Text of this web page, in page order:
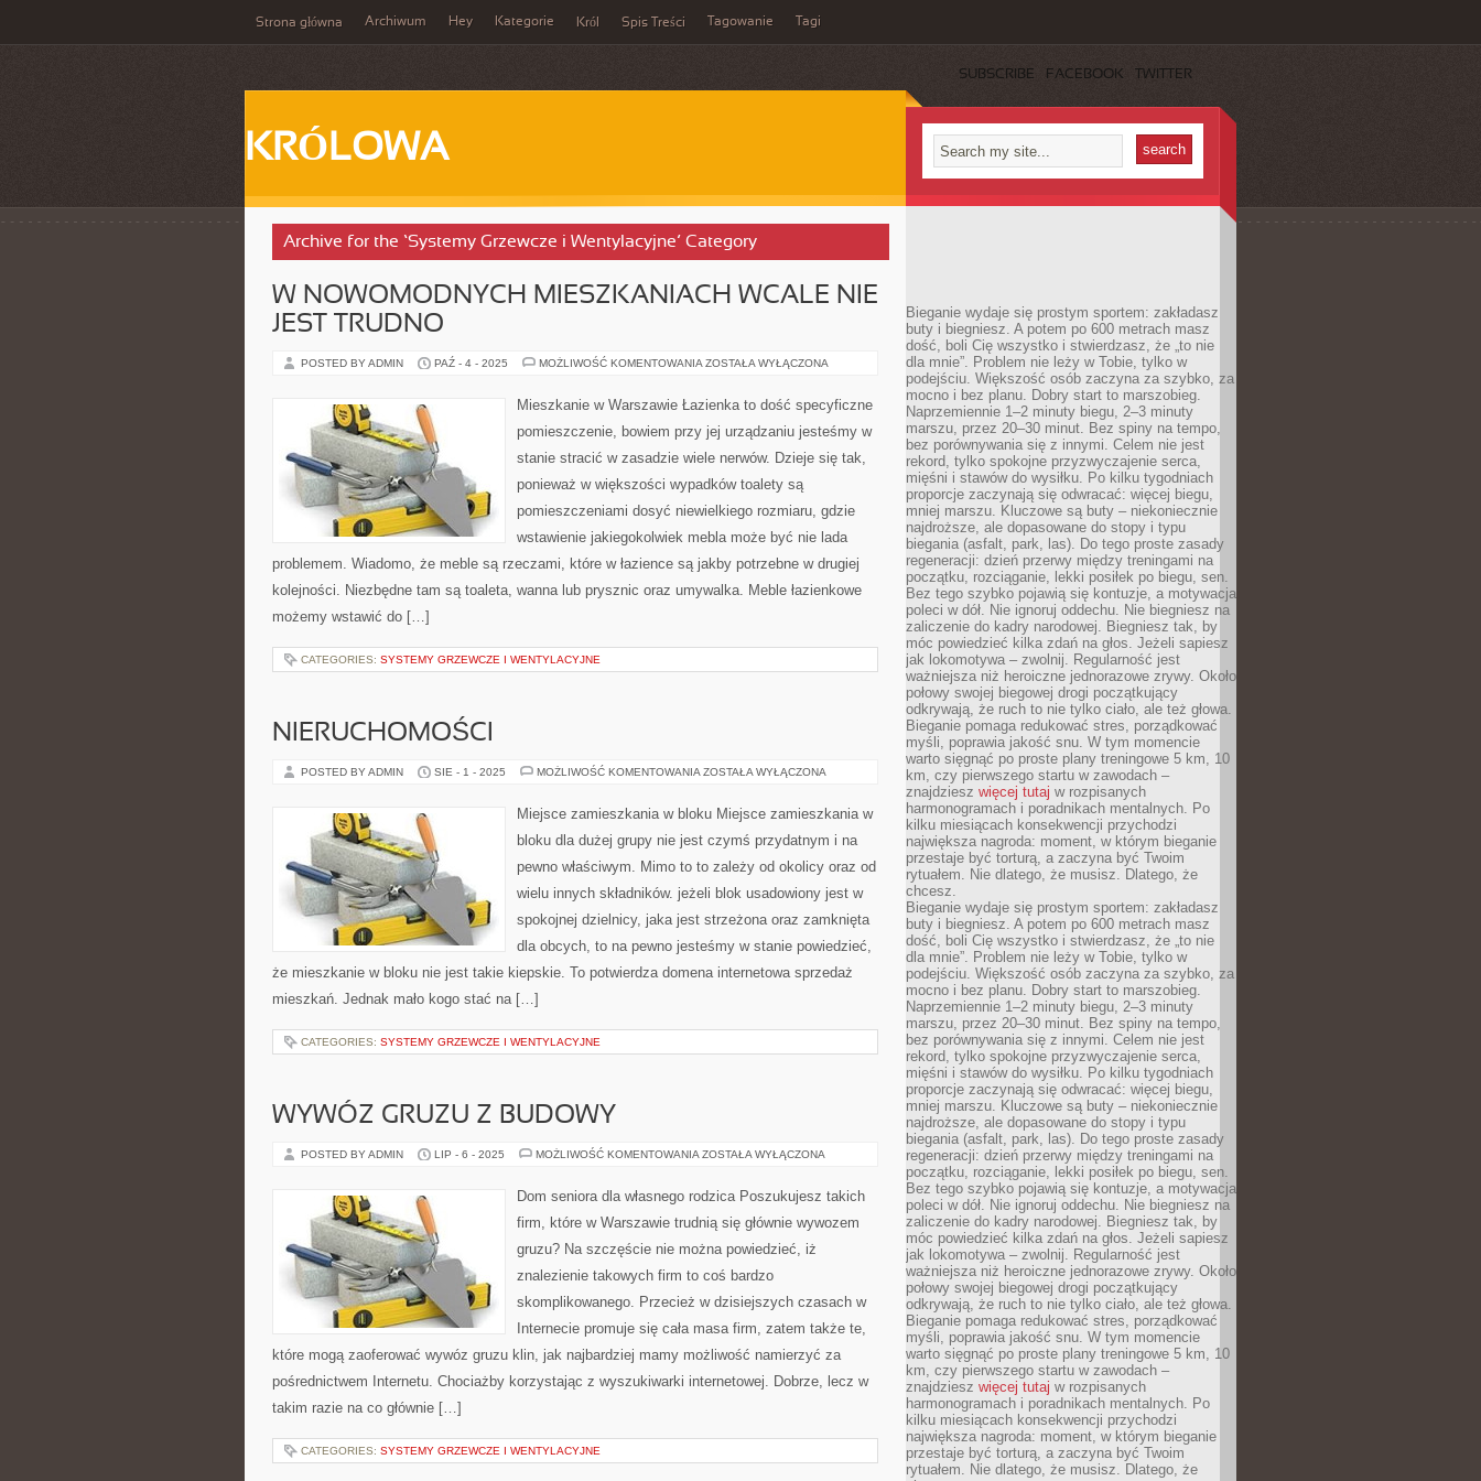
Strona główna Archiwum Hey Kategorie Król Spis Treści Tagowanie Tagi
SUBSCRIBE FACEBOOK TWITTER
KRÓLOWA
Archive for the ‘Systemy Grzewcze i Wentylacyjne’ Category
W NOWOMODNYCH MIESZKANIACH WCALE NIE
JEST TRUDNO
POSTED BY ADMIN PAŹ - 4 - 2025 MOŻLIWOŚĆ KOMENTOWANIA W
WCALE
NIE
TRUDNO
ZOSTAŁA WYŁĄCZONA
Mieszkanie w Warszawie Łazienka to dość specyficzne
pomieszczenie, bowiem przy jej urządzaniu jesteśmy w
stanie stracić w zasadzie wiele nerwów. Dzieje się tak,
ponieważ w większości wypadków toalety są
pomieszczeniami dosyć niewielkiego rozmiaru, gdzie
wstawienie jakiegokolwiek mebla może być nie lada
problemem. Wiadomo, że meble są rzeczami, które w łazience są jakby potrzebne w drugiej
kolejności. Niezbędne tam są toaleta, wanna lub prysznic oraz umywalka. Meble łazienkowe
możemy wstawić do […]
CATEGORIES: SYSTEMY GRZEWCZE I WENTYLACYJNE
NIERUCHOMOŚCI
POSTED BY ADMIN SIE - 1 - 2025 MOŻLIWOŚĆ KOMENTOWANIA NIERUCHOMOŚCI
ZOSTAŁA WYŁĄCZONA
Miejsce zamieszkania w bloku Miejsce zamieszkania w
bloku dla dużej grupy nie jest czymś przydatnym i na
pewno właściwym. Mimo to to zależy od okolicy oraz od
wielu innych składników. jeżeli blok usadowiony jest w
spokojnej dzielnicy, jaka jest strzeżona oraz zamknięta
dla obcych, to na pewno jesteśmy w stanie powiedzieć,
że mieszkanie w bloku nie jest takie kiepskie. To potwierdza domena internetowa sprzedaż
mieszkań. Jednak mało kogo stać na […]
CATEGORIES: SYSTEMY GRZEWCZE I WENTYLACYJNE
WYWÓZ GRUZU Z BUDOWY
POSTED BY ADMIN LIP - 6 - 2025 MOŻLIWOŚĆ KOMENTOWANIA WYWÓZ
BUDOWY
ZOSTAŁA WYŁĄCZONA
Dom seniora dla własnego rodzica Poszukujesz takich
firm, które w Warszawie trudnią się głównie wywozem
gruzu? Na szczęście nie można powiedzieć, iż
znalezienie takowych firm to coś bardzo
skomplikowanego. Przecież w dzisiejszych czasach w
Internecie promuje się cała masa firm, zatem także te,
które mogą zaoferować wywóz gruzu klin, jak najbardziej mamy możliwość namierzyć za
pośrednictwem Internetu. Chociażby korzystając z wyszukiwarki internetowej. Dobrze, lecz w
takim razie na co głównie […]
CATEGORIES: SYSTEMY GRZEWCZE I WENTYLACYJNE
Bieganie wydaje się prostym sportem: zakładasz
buty i biegniesz. A potem po 600 metrach masz
dość, boli Cię wszystko i stwierdzasz, że „to nie
dla mnie”. Problem nie leży w Tobie, tylko w
podejściu. Większość osób zaczyna za szybko, za
mocno i bez planu. Dobry start to marszobieg.
Naprzemiennie 1–2 minuty biegu, 2–3 minuty
marszu, przez 20–30 minut. Bez spiny na tempo,
bez porównywania się z innymi. Celem nie jest
rekord, tylko spokojne przyzwyczajenie serca,
mięśni i stawów do wysiłku. Po kilku tygodniach
proporcje zaczynają się odwracać: więcej biegu,
mniej marszu. Kluczowe są buty – niekoniecznie
najdroższe, ale dopasowane do stopy i typu
biegania (asfalt, park, las). Do tego proste zasady
regeneracji: dzień przerwy między treningami na
początku, rozciąganie, lekki posiłek po biegu, sen.
Bez tego szybko pojawią się kontuzje, a motywacja
poleci w dół. Nie ignoruj oddechu. Nie biegniesz na
zaliczenie do kadry narodowej. Biegniesz tak, by
móc powiedzieć kilka zdań na głos. Jeżeli sapiesz
jak lokomotywa – zwolnij. Regularność jest
ważniejsza niż heroiczne jednorazowe zrywy. Około
połowy swojej biegowej drogi początkujący
odkrywają, że ruch to nie tylko ciało, ale też głowa.
Bieganie pomaga redukować stres, porządkować
myśli, poprawia jakość snu. W tym momencie
warto sięgnąć po proste plany treningowe 5 km, 10
km, czy pierwszego startu w zawodach –
znajdziesz więcej tutaj w rozpisanych
harmonogramach i poradnikach mentalnych. Po
kilku miesiącach konsekwencji przychodzi
największa nagroda: moment, w którym bieganie
przestaje być torturą, a zaczyna być Twoim
rytuałem. Nie dlatego, że musisz. Dlatego, że
chcesz.
Bieganie wydaje się prostym sportem: zakładasz
buty i biegniesz. A potem po 600 metrach masz
dość, boli Cię wszystko i stwierdzasz, że „to nie
dla mnie”. Problem nie leży w Tobie, tylko w
podejściu. Większość osób zaczyna za szybko, za
mocno i bez planu. Dobry start to marszobieg.
Naprzemiennie 1–2 minuty biegu, 2–3 minuty
marszu, przez 20–30 minut. Bez spiny na tempo,
bez porównywania się z innymi. Celem nie jest
rekord, tylko spokojne przyzwyczajenie serca,
mięśni i stawów do wysiłku. Po kilku tygodniach
proporcje zaczynają się odwracać: więcej biegu,
mniej marszu. Kluczowe są buty – niekoniecznie
najdroższe, ale dopasowane do stopy i typu
biegania (asfalt, park, las). Do tego proste zasady
regeneracji: dzień przerwy między treningami na
początku, rozciąganie, lekki posiłek po biegu, sen.
Bez tego szybko pojawią się kontuzje, a motywacja
poleci w dół. Nie ignoruj oddechu. Nie biegniesz na
zaliczenie do kadry narodowej. Biegniesz tak, by
móc powiedzieć kilka zdań na głos. Jeżeli sapiesz
jak lokomotywa – zwolnij. Regularność jest
ważniejsza niż heroiczne jednorazowe zrywy. Około
połowy swojej biegowej drogi początkujący
odkrywają, że ruch to nie tylko ciało, ale też głowa.
Bieganie pomaga redukować stres, porządkować
myśli, poprawia jakość snu. W tym momencie
warto sięgnąć po proste plany treningowe 5 km, 10
km, czy pierwszego startu w zawodach –
znajdziesz więcej tutaj w rozpisanych
harmonogramach i poradnikach mentalnych. Po
kilku miesiącach konsekwencji przychodzi
największa nagroda: moment, w którym bieganie
przestaje być torturą, a zaczyna być Twoim
rytuałem. Nie dlatego, że musisz. Dlatego, że